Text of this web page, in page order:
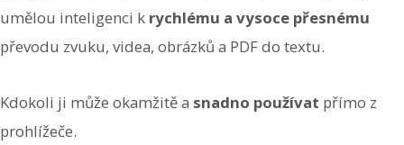
umělou inteligenci k rychlému a vysoce přesnému
převodu zvuku, videa, obrázků a PDF do textu.
Kdokoli ji může okamžitě a snadno používat přímo z
prohlížeče.